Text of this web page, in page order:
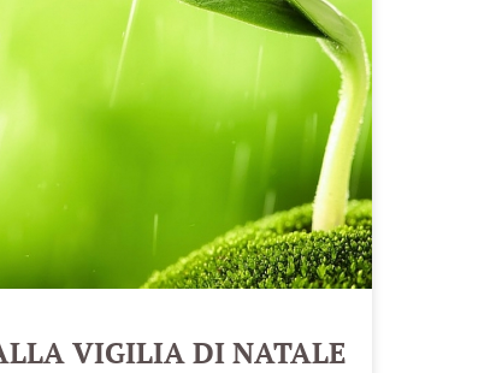
VIGILIA DI NATALE